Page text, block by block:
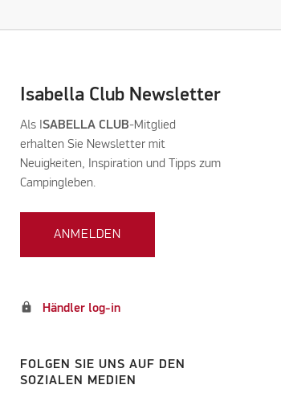
Isabella Club Newsletter
Als ISABELLA CLUB-Mitglied
erhalten Sie Newsletter mit
Neuigkeiten, Inspiration und Tipps zum
Campingleben.
ANMELDEN
lock Händler log-in
FOLGEN SIE UNS AUF DEN
SOZIALEN MEDIEN